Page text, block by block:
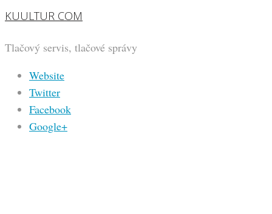
KUULTUR COM
Tlačový servis, tlačové správy
Website
Twitter
Facebook
Google+